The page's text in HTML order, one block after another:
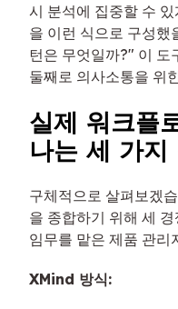
시 분석에 집중할 수
을 이런 식으로 구성했
턴은 무엇일까?" 이 도
둘째로 의사소통을 위
실제 워크플
나는 세 가지
구체적으로 살펴보겠
을 종합하기 위해 세
임무를 맡은 제품 관리
XMind 방식: